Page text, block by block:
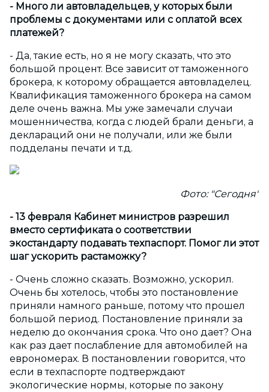
- Много ли автовладельцев, у которых были
проблемы с документами или с оплатой всех
платежей?
- Да, такие есть, но я не могу сказать, что это
большой процент. Все зависит от таможенного
брокера, к которому обращается автовладелец.
Квалификация таможенного брокера на самом
деле очень важна. Мы уже замечали случаи
мошенничества, когда с людей брали деньги, а
деклараций они не получали, или же были
подделаны печати и т.д.
Фото: "Сегодня"
- 13 февраля Кабинет министров разрешил
вместо сертификата о соответствии
экостандарту подавать техпаспорт. Помог ли этот
шаг ускорить растаможку?
- Очень сложно сказать. Возможно, ускорил.
Очень бы хотелось, чтобы это постановление
приняли намного раньше, потому что прошел
большой период. Постановление приняли за
неделю до окончания срока. Что оно дает? Она
как раз дает послабление для автомобилей на
еврономерах. В постановлении говорится, что
если в техпаспорте подтверждают
экологические нормы, которые по закону